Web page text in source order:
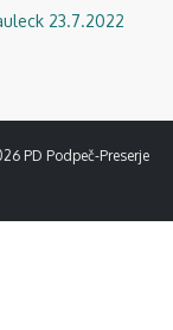
23.7.2022
PD Podpeč-Preserje